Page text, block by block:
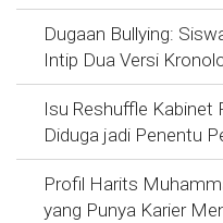
Dugaan Bullying:
Intip Dua Versi
Isu Reshuffle
Diduga jadi Penentu
Profil Harits
yang Punya Karier